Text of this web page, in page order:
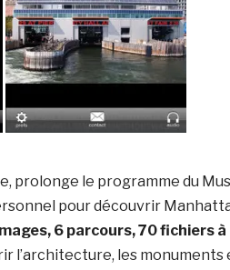
prolonge le programme du
pour découvrir
6 parcours, 70 fichiers
l’architecture, les monuments